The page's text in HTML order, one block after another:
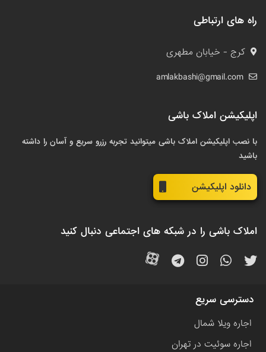
راه های ارتباطی
کرج - خیابان مطهری
amlakbashi@gmail.com
اپلیکیشن املاک باشی
با نصب اپلیکیشن املاک باشی میتوانید تجربه رزرو سریع و آسان را داشته
باشید
دانلود اپلیکیشن
املاک باشی را در شبکه های اجتماعی دنبال کنید
دسترسی سریع
اجاره ویلا شمال
اجاره سوئیت در تهران